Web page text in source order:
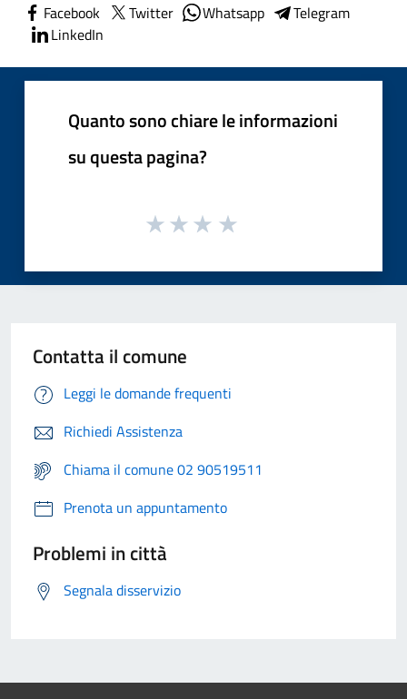
Facebook Twitter Whatsapp
Telegram
LinkedIn
Quanto sono chiare le informazioni
su questa pagina?
Contatta il comune
Leggi le domande frequenti
Richiedi Assistenza
Chiama il comune 02 90519511
Prenota un appuntamento
Problemi in città
Segnala disservizio